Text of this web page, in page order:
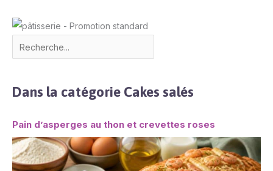
Dans la catégorie Cakes salés
Pain d’asperges au thon et crevettes roses